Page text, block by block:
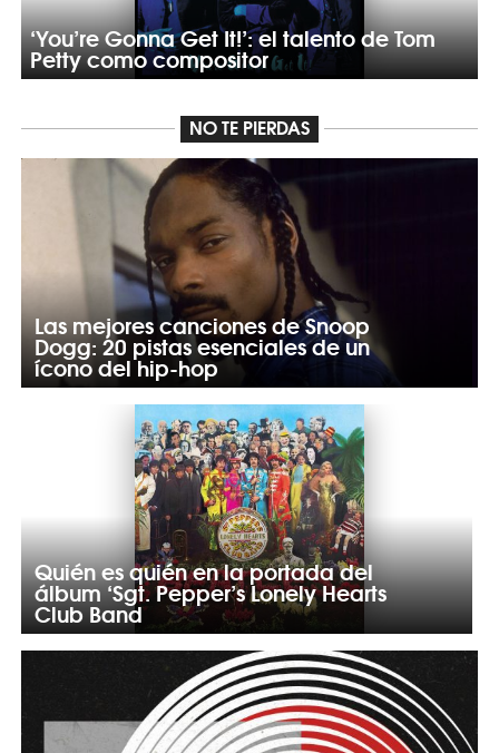
‘You’re Gonna Get It!’: el talento de Tom
Petty como compositor
NO TE PIERDAS
Las mejores canciones de Snoop
Dogg: 20 pistas esenciales de un
ícono del hip-hop
Quién es quién en la portada del
álbum ‘Sgt. Pepper’s Lonely Hearts
Club Band